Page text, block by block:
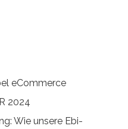
eCommerce
2024
Wie unsere Ebi-